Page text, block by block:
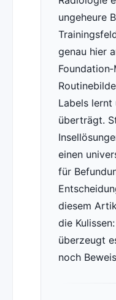
ungeheure
genau hier
Labels lernt
überträgt.
einen
für
diesem
die
überzeugt
noch